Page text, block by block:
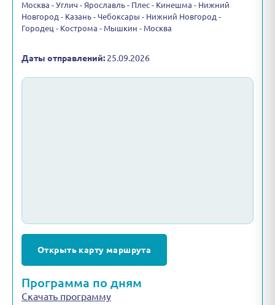
Москва - Углич - Ярославль - Плес - Кинешма - Нижний
Новгород - Казань - Чебоксары - Нижний Новгород -
Городец - Кострома - Мышкин - Москва
Даты отправлений: 25.09.2026
Открыть карту маршрута
Программа по дням
Скачать программу